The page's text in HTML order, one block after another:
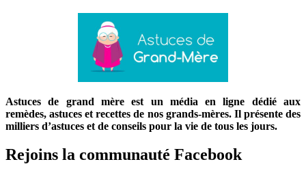
Astuces de grand mère est un média en ligne dédié aux
remèdes, astuces et recettes de nos grands-mères. Il présente des
milliers d’astuces et de conseils pour la vie de tous les jours.
Rejoins la communauté Facebook